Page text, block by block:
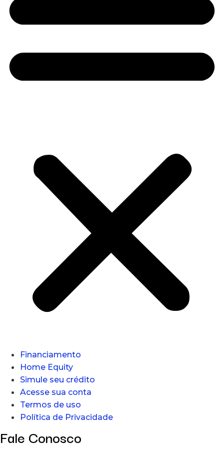
Financiamento
Home Equity
Simule seu crédito
Acesse sua conta
Termos de uso
Política de Privacidade
Fale Conosco